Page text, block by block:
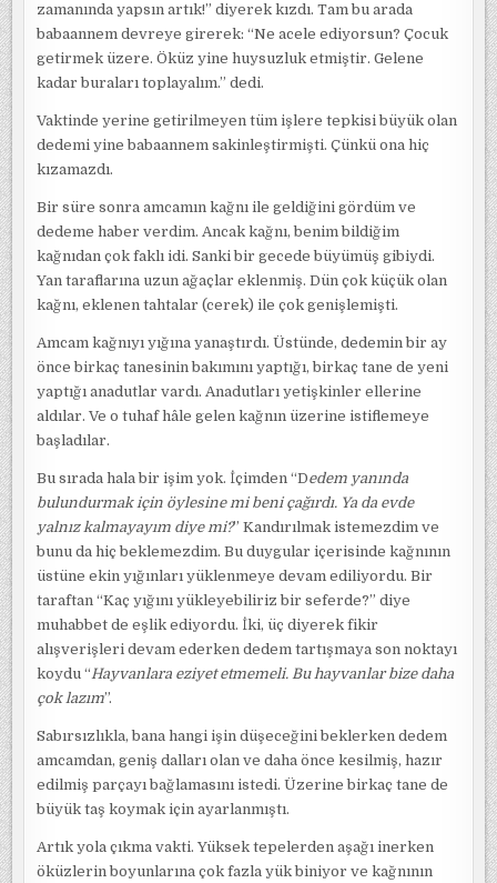
zamanında yapsın artık!” diyerek kızdı. Tam bu arada
babaannem devreye girerek: “Ne acele ediyorsun? Çocuk
getirmek üzere. Öküz yine huysuzluk etmiştir. Gelene
kadar buraları toplayalım.” dedi.
Vaktinde yerine getirilmeyen tüm işlere tepkisi büyük olan
dedemi yine babaannem sakinleştirmişti. Çünkü ona hiç
kızamazdı.
Bir süre sonra amcamın kağnı ile geldiğini gördüm ve
dedeme haber verdim. Ancak kağnı, benim bildiğim
kağnıdan çok faklı idi. Sanki bir gecede büyümüş gibiydi.
Yan taraflarına uzun ağaçlar eklenmiş. Dün çok küçük olan
kağnı, eklenen tahtalar (cerek) ile çok genişlemişti.
Amcam kağnıyı yığına yanaştırdı. Üstünde, dedemin bir ay
önce birkaç tanesinin bakımını yaptığı, birkaç tane de yeni
yaptığı anadutlar vardı. Anadutları yetişkinler ellerine
aldılar. Ve o tuhaf hâle gelen kağnın üzerine istiflemeye
başladılar.
Bu sırada hala bir işim yok. İçimden “Dedem yanında
bulundurmak için öylesine mi beni çağırdı. Ya da evde
yalnız kalmayayım diye mi?” Kandırılmak istemezdim ve
bunu da hiç beklemezdim. Bu duygular içerisinde kağnının
üstüne ekin yığınları yüklenmeye devam ediliyordu. Bir
taraftan “Kaç yığını yükleyebiliriz bir seferde?” diye
muhabbet de eşlik ediyordu. İki, üç diyerek fikir
alışverişleri devam ederken dedem tartışmaya son noktayı
koydu “Hayvanlara eziyet etmemeli. Bu hayvanlar bize daha
çok lazım”.
Sabırsızlıkla, bana hangi işin düşeceğini beklerken dedem
amcamdan, geniş dalları olan ve daha önce kesilmiş, hazır
edilmiş parçayı bağlamasını istedi. Üzerine birkaç tane de
büyük taş koymak için ayarlanmıştı.
Artık yola çıkma vakti. Yüksek tepelerden aşağı inerken
öküzlerin boyunlarına çok fazla yük biniyor ve kağnının